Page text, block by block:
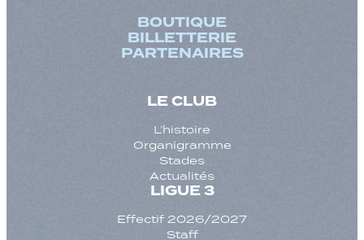
BOUTIQUE
BILLETTERIE
PARTENAIRES
LE CLUB
L’histoire
Organigramme
Stades
Actualités
LIGUE 3
Effectif 2026/2027
Staff